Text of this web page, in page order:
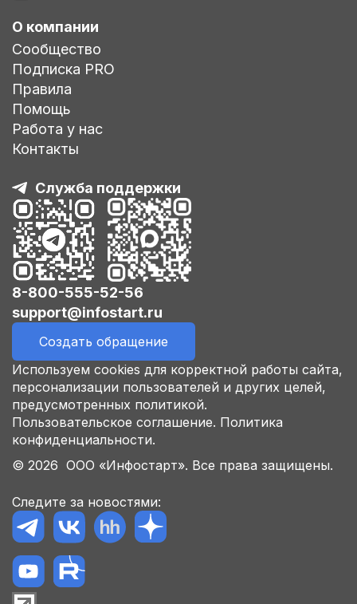
О компании
Сообщество
Подписка PRO
Правила
Помощь
Работа у нас
Контакты
Служба поддержки
8-800-555-52-56
support@infostart.ru
Создать обращение
Используем cookies для корректной работы сайта,
персонализации пользователей и других целей,
предусмотренных политикой.
Пользовательское соглашение. Политика
конфиденциальности.
© 2026 ООО «Инфостарт». Все права защищены.
Следите за новостями: